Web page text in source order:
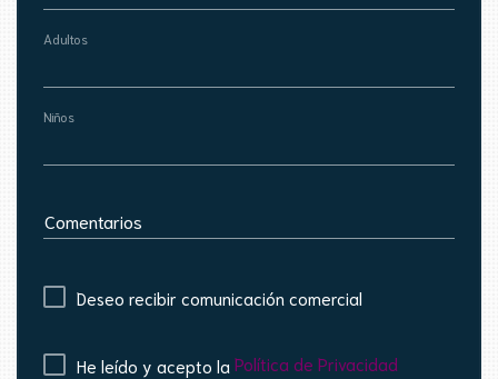
Adultos
Niños
Comentarios
Deseo recibir comunicación comercial
He leído y acepto la Política de Privacidad